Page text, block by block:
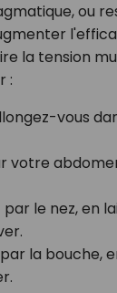
ou
la tension
:
vous
votre
le nez, en
la bouche,